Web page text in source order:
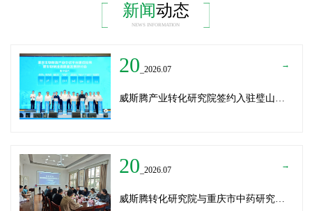
新闻动态
NEWS INFORMATION
20 _2026.07 →
20 _2026.07 →
威斯腾转化研究院与重庆市中药研究院深化战略合作，共筑中医药产学研创新生态